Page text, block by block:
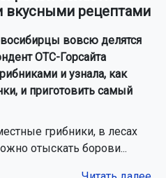
рекордный спрос
экстренно сел в Братске
34-градусный зной
посёлке под